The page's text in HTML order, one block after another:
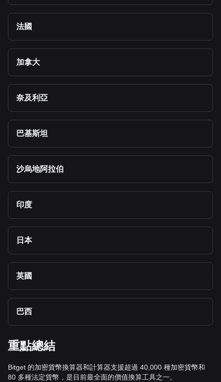
法國
加拿大
奈及利亞
巴基斯坦
沙烏地阿拉伯
印度
日本
英國
巴西
重點總結
Bitget 的加密貨幣換算器和計算器支援超過 40,000 種加密貨幣和
80 多種法定貨幣，是目前最全面的價值換算工具之一。